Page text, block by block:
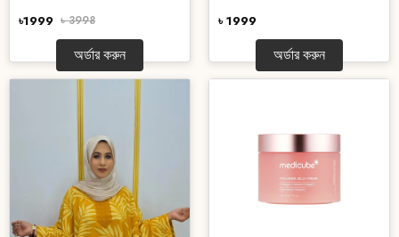
৳1999 ৳ 3998
অর্ডার করুন
৳ 1999
অর্ডার করুন